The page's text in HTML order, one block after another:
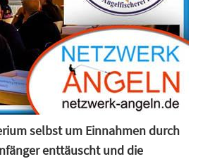
selbst um Einnahmen durch
enttäuscht und die